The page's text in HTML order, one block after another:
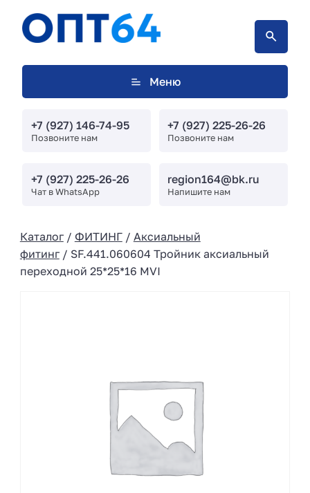
Меню
+7 (927) 146-74-95
Позвоните нам
+7 (927) 225-26-26
Позвоните нам
+7 (927) 225-26-26
Чат в WhatsApp
region164@bk.ru
Напишите нам
Каталог/ ФИТИНГ/ Аксиальный
фитинг/ SF.441.060604 Тройник аксиальный
переходной 25*25*16 MVI